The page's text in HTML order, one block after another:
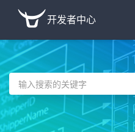
开发者中心